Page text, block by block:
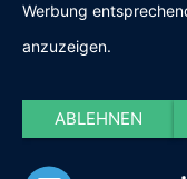
Werbung
anzuzeigen.
ABLEHNEN